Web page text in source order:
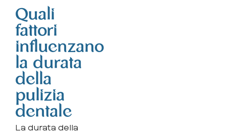
Quali
fattori
influenzano
la durata
della
pulizia
dentale
La durata della